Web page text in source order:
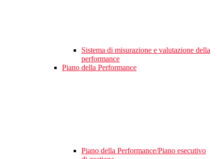
Sistema di misurazione e valutazione della
performance
Piano della Performance
Piano della Performance/Piano esecutivo